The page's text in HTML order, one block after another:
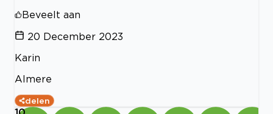
Beveelt aan
20 December 2023
Karin
Almere
delen